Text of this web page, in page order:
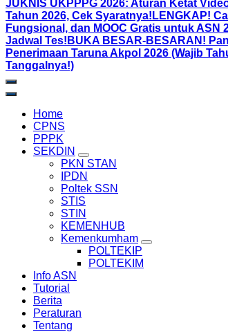
JUKNIS UKPPPG 2026: Aturan Ketat
Tahun 2026, Cek Syaratnya! LENGKAP!
Fungsional, dan MOOC Gratis untuk ASN
Jadwal Tes! BUKA BESAR-BESARAN!
Penerimaan Taruna Akpol 2026 (Wajib
Tanggalnya!)
Home
CPNS
PPPK
SEKDIN
PKN STAN
IPDN
Poltek SSN
STIS
STIN
KEMENHUB
Kemenkumham
POLTEKIP
POLTEKIM
Info ASN
Tutorial
Berita
Peraturan
Tentang